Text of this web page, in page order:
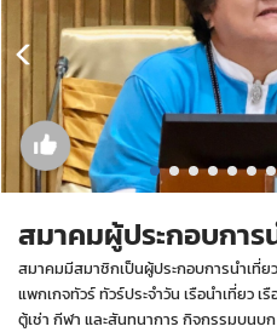
o
n
สมาคมผู้ประกอบการ
สมาคมมีสมาชิกเป็นผู้ประกอบการนำเที่ย
แพกเกจทัวร์ ทัวร์ประจำวัน เรือนำเที่ยว เ
ตู้เช่า กีฬา และสันทนาการ กิจกรรมบนบ